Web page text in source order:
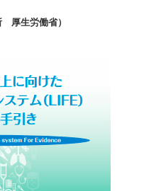
厚生労働省）